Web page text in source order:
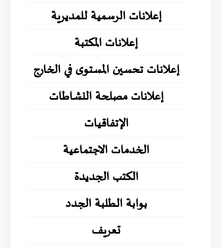
إعلانات الرسمية للمديرية
إعلانات المكتبة
إعلانات تحسين المستوى في الخارج
إعلانات مصلحة النشاطات
الإتفاقيات
الخدمات الاجتماعية
الكتب الجديدة
بوابة الطلبة الجدد
تعريف